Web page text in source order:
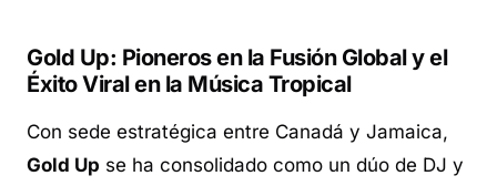
Gold Up: Pioneros en la Fusión Global y el
Éxito Viral en la Música Tropical
Con sede estratégica entre Canadá y Jamaica,
Gold Up se ha consolidado como un dúo de DJ y